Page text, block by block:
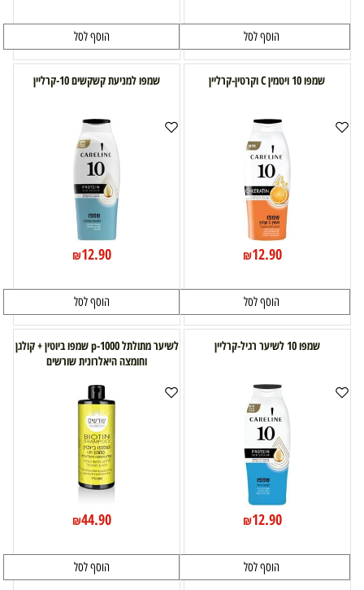
הוסף לסל הוסף לסל
שמפו 10 ויטמין C וקרטין-קרליין
₪12.90
הוסף לסל
שמפו למניעת קשקשים 10-קרליין
₪12.90
הוסף לסל
שמפו 10 לשיער רגיל-קרליין
₪12.90
הוסף לסל
לשיער מתולתל p-1000 שמפו ביוטין + קולגן
וחומצה היאלרונית שורשים
₪44.90
הוסף לסל